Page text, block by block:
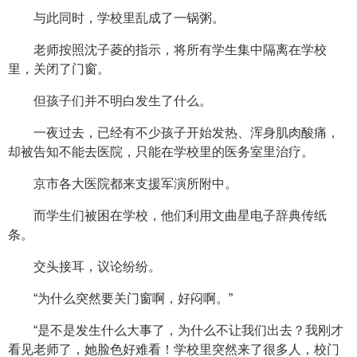
与此同时，学校里乱成了一锅粥。
老师按照沈子菱的指示，将所有学生集中隔离在学校
里，关闭了门窗。
但孩子们并不明白发生了什么。
一夜过去，已经有不少孩子开始发热、浑身肌肉酸痛，
却被告知不能去医院，只能在学校里的医务室里治疗。
京市各大医院都来支援军演所附中。
而学生们被困在学校，他们利用文曲星电子辞典传纸
条。
交头接耳，议论纷纷。
“为什么突然要关门窗啊，好闷啊。”
“是不是发生什么大事了，为什么不让我们出去？我刚才
看见老师了，她脸色好难看！学校里突然来了很多人，校门